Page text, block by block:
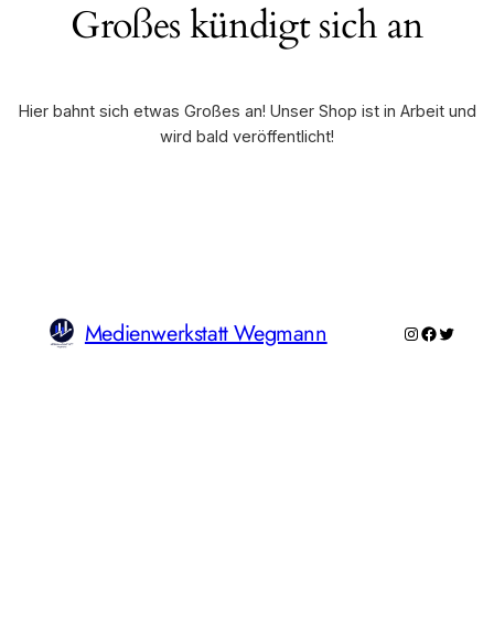
Großes kündigt sich an
Hier bahnt sich etwas Großes an! Unser Shop ist in Arbeit und
wird bald veröffentlicht!
Medienwerkstatt Wegmann Instagram